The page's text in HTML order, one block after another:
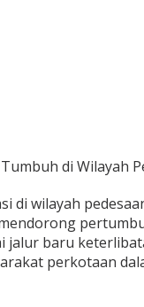
di Wilayah
di wilayah
jalur baru
perkotaan